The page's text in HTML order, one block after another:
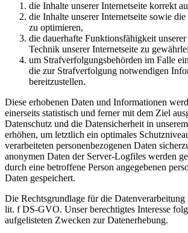
die Inhalte unserer Internetseite korrekt
die Inhalte unserer Internetseite sowie
zu optimieren,
die dauerhafte Funktionsfähigkeit
Technik unserer Internetseite zu
um Strafverfolgungsbehörden im Falle
die zur Strafverfolgung notwendigen
bereitzustellen.
Diese erhobenen Daten und Informationen
einerseits statistisch und ferner mit dem Ziel
Datenschutz und die Datensicherheit in
erhöhen, um letztlich ein optimales
verarbeiteten personenbezogenen Daten
anonymen Daten der Server-Logfiles werden
durch eine betroffene Person angegebenen
Daten gespeichert.
Die Rechtsgrundlage für die Datenverarbeitung
lit. f DS-GVO. Unser berechtigtes Interesse
aufgelisteten Zwecken zur Datenerhebung.